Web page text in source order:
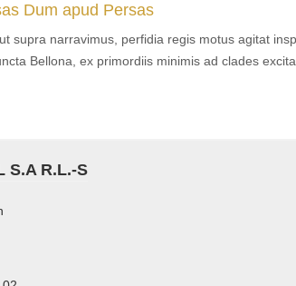
Dum apud Persas
supra narravimus, perfidia regis motus agitat
Bellona, ex primordiis minimis ad clades
S.A R.L.-S